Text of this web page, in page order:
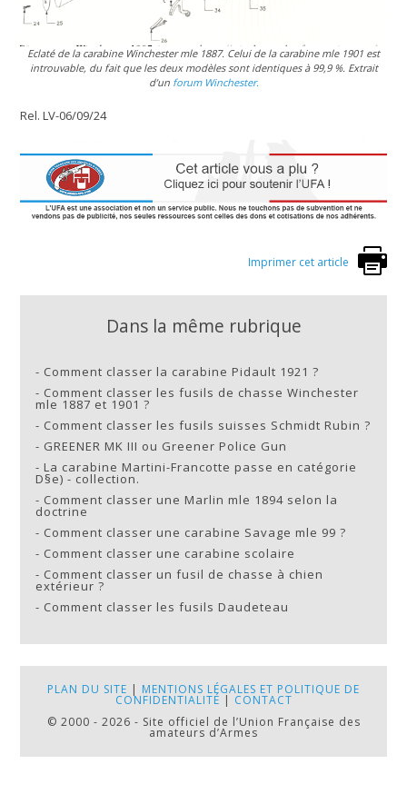
Eclaté de la carabine Winchester mle 1887. Celui de la carabine mle 1901 est
introuvable, du fait que les deux modèles sont identiques à 99,9 %. Extrait
d’un forum Winchester.
Rel. LV-06/09/24
Imprimer cet article
Dans la même rubrique
- Comment classer la carabine Pidault 1921 ?
- Comment classer les fusils de chasse Winchester
mle 1887 et 1901 ?
- Comment classer les fusils suisses Schmidt Rubin ?
- GREENER MK III ou Greener Police Gun
-La carabine Martini-Francotte passe en catégorie
D§e) - collection.
- Comment classer une Marlin mle 1894 selon la
doctrine
- Comment classer une carabine Savage mle 99 ?
- Comment classer une carabine scolaire
- Comment classer un fusil de chasse à chien
extérieur ?
- Comment classer les fusils Daudeteau
PLAN DU SITE | MENTIONS LÉGALES ET POLITIQUE DE
CONFIDENTIALITÉ | CONTACT
© 2000 - 2026 - Site officiel de l’Union Française des
amateurs d’Armes